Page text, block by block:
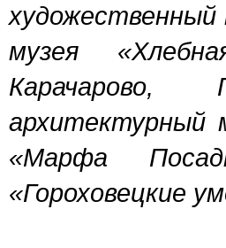
художественный
музея
Карачарово,
архитектурный
«Марфа
«Гороховецкие